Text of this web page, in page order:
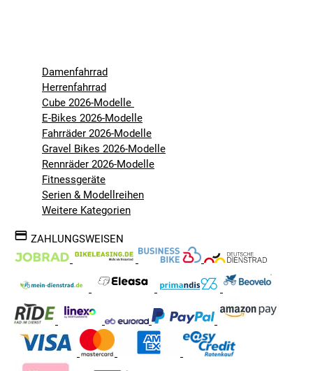
Damenfahrrad
Herrenfahrrad
Cube 2026-Modelle
E-Bikes 2026-Modelle
Fahrräder 2026-Modelle
Gravel Bikes 2026-Modelle
Rennräder 2026-Modelle
Fitnessgeräte
Serien & Modellreihen
Weitere Kategorien
ZAHLUNGSWEISEN